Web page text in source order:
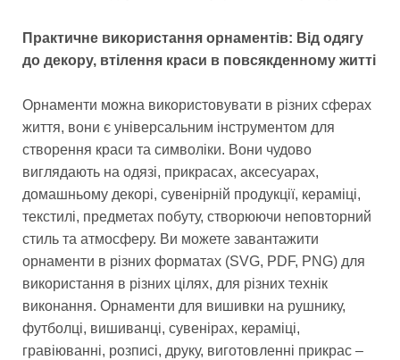
Практичне використання орнаментів: Від одягу
до декору, втілення краси в повсякденному житті
Орнаменти можна використовувати в різних сферах
життя, вони є універсальним інструментом для
створення краси та символіки. Вони чудово
виглядають на одязі, прикрасах, аксесуарах,
домашньому декорі, сувенірній продукції, кераміці,
текстилі, предметах побуту, створюючи неповторний
стиль та атмосферу. Ви можете завантажити
орнаменти в різних форматах (SVG, PDF, PNG) для
використання в різних цілях, для різних технік
виконання. Орнаменти для вишивки на рушнику,
футболці, вишиванці, сувенірах, кераміці,
гравіюванні, розписі, друку, виготовленні прикрас –